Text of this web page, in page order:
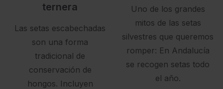
ternera
Las setas escabechadas
son una forma
tradicional de
conservación de
hongos. Incluyen
Uno de los grandes
mitos de las setas
silvestres que queremos
romper: En Andalucía
se recogen setas todo
el año.